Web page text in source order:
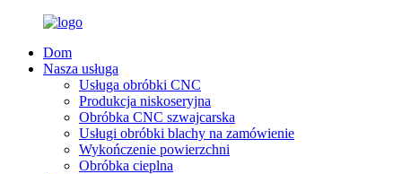
Dom
Nasza usługa
Usługa obróbki CNC
Produkcja niskoseryjna
Obróbka CNC szwajcarska
Usługi obróbki blachy na zamówienie
Wykończenie powierzchni
Obróbka cieplna